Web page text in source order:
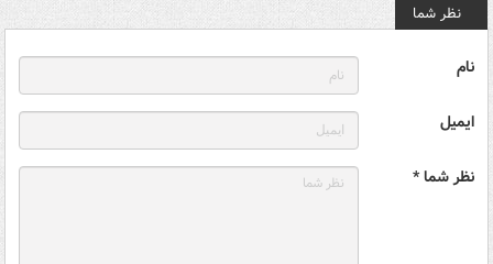
نظر شما
نام
ایمیل
نظر شما *